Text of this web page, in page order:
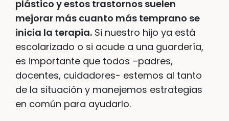
plástico y estos trastornos suelen
mejorar más cuanto más temprano se
inicia la terapia. Si nuestro hijo ya está
escolarizado o si acude a una guardería,
es importante que todos –padres,
docentes, cuidadores- estemos al tanto
de la situación y manejemos estrategias
en común para ayudarlo.